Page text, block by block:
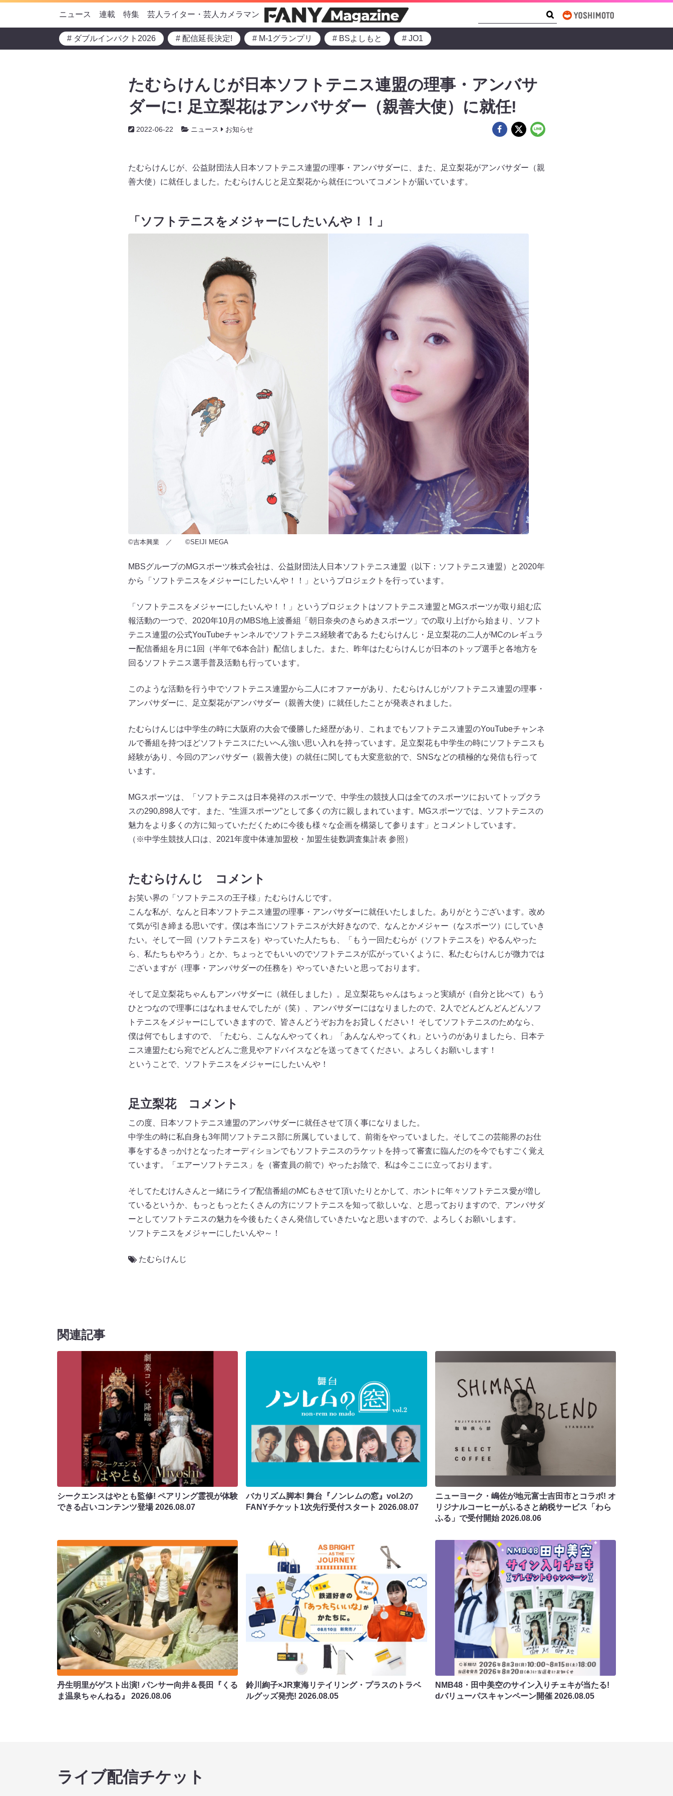
ニュース 連載 特集 芸人ライター・芸人カメラマン
# ダブルインパクト2026 # 配信延長決定! # M-1グランプリ # BSよしもと # JO1
たむらけんじが日本ソフトテニス連盟の理事・アンバサ
ダーに! 足立梨花はアンバサダー（親善大使）に就任!
2022-06-22 ニュース お知らせ
たむらけんじが、公益財団法人日本ソフトテニス連盟の理事・アンバサダーに、また、足立梨花がアンバサダー（親
善大使）に就任しました。たむらけんじと足立梨花から就任についてコメントが届いています。
「ソフトテニスをメジャーにしたいんや！！」
©吉本興業 ／ ©SEIJI MEGA
MBSグループのMGスポーツ株式会社は、公益財団法人日本ソフトテニス連盟（以下：ソフトテニス連盟）と2020年
から「ソフトテニスをメジャーにしたいんや！！」というプロジェクトを行っています。
「ソフトテニスをメジャーにしたいんや！！」というプロジェクトはソフトテニス連盟とMGスポーツが取り組む広
報活動の一つで、2020年10月のMBS地上波番組「朝日奈央のきらめきスポーツ」での取り上げから始まり、ソフト
テニス連盟の公式YouTubeチャンネルでソフトテニス経験者である たむらけんじ・足立梨花の二人がMCのレギュラ
ー配信番組を月に1回（半年で6本合計）配信しました。また、昨年はたむらけんじが日本のトップ選手と各地方を
回るソフトテニス選手普及活動も行っています。
このような活動を行う中でソフトテニス連盟から二人にオファーがあり、たむらけんじがソフトテニス連盟の理事・
アンバサダーに、足立梨花がアンバサダー（親善大使）に就任したことが発表されました。
たむらけんじは中学生の時に大阪府の大会で優勝した経歴があり、これまでもソフトテニス連盟のYouTubeチャンネ
ルで番組を持つほどソフトテニスにたいへん強い思い入れを持っています。足立梨花も中学生の時にソフトテニスも
経験があり、今回のアンバサダー（親善大使）の就任に関しても大変意欲的で、SNSなどの積極的な発信も行って
います。
MGスポーツは、「ソフトテニスは日本発祥のスポーツで、中学生の競技人口は全てのスポーツにおいてトップクラ
スの290,898人です。また、“生涯スポーツ”として多くの方に親しまれています。MGスポーツでは、ソフトテニスの
魅力をより多くの方に知っていただくために今後も様々な企画を構築して参ります」とコメントしています。
（※中学生競技人口は、2021年度中体連加盟校・加盟生徒数調査集計表 参照）
たむらけんじ コメント
お笑い界の「ソフトテニスの王子様」たむらけんじです。
こんな私が、なんと日本ソフトテニス連盟の理事・アンバサダーに就任いたしました。ありがとうございます。改め
て気が引き締まる思いです。僕は本当にソフトテニスが大好きなので、なんとかメジャー（なスポーツ）にしていき
たい。そして一回（ソフトテニスを）やっていた人たちも、「もう一回たむらが（ソフトテニスを）やるんやった
ら、私たちもやろう」とか、ちょっとでもいいのでソフトテニスが広がっていくように、私たむらけんじが微力では
ございますが（理事・アンバサダーの任務を）やっていきたいと思っております。
そして足立梨花ちゃんもアンバサダーに（就任しました）。足立梨花ちゃんはちょっと実績が（自分と比べて）もう
ひとつなので理事にはなれませんでしたが（笑）、アンバサダーにはなりましたので、2人でどんどんどんどんソフ
トテニスをメジャーにしていきますので、皆さんどうぞお力をお貸しください！ そしてソフトテニスのためなら、
僕は何でもしますので、「たむら、こんなんやってくれ」「あんなんやってくれ」というのがありましたら、日本テ
ニス連盟たむら宛でどんどんご意見やアドバイスなどを送ってきてください。よろしくお願いします！
ということで、ソフトテニスをメジャーにしたいんや！
足立梨花 コメント
この度、日本ソフトテニス連盟のアンバサダーに就任させて頂く事になりました。
中学生の時に私自身も3年間ソフトテニス部に所属していまして、前衛をやっていました。そしてこの芸能界のお仕
事をするきっかけとなったオーディションでもソフトテニスのラケットを持って審査に臨んだのを今でもすごく覚え
ています。「エアーソフトテニス」を（審査員の前で）やったお陰で、私は今ここに立っております。
そしてたむけんさんと一緒にライブ配信番組のMCもさせて頂いたりとかして、ホントに年々ソフトテニス愛が増し
ているというか、もっともっとたくさんの方にソフトテニスを知って欲しいな、と思っておりますので、アンバサダ
ーとしてソフトテニスの魅力を今後もたくさん発信していきたいなと思いますので、よろしくお願いします。
ソフトテニスをメジャーにしたいんや～！
たむらけんじ
関連記事
シークエンスはやとも監修! ペアリング霊視が体験
できる占いコンテンツ登場2026.08.07
バカリズム脚本! 舞台『ノンレムの窓』vol.2の
FANYチケット1次先行受付スタート2026.08.07
ニューヨーク・嶋佐が地元富士吉田市とコラボ! オ
リジナルコーヒーがふるさと納税サービス「わら
ふる」で受付開始2026.08.06
丹生明里がゲスト出演! パンサー向井＆長田『くる
ま温泉ちゃんねる』 2026.08.06
鈴川絢子×JR東海リテイリング・プラスのトラベ
ルグッズ発売!2026.08.05
NMB48・田中美空のサイン入りチェキが当たる!
dバリューパスキャンペーン開催 2026.08.05
ライブ配信チケット